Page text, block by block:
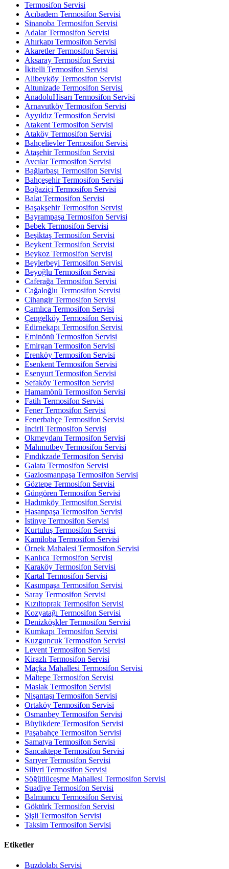
Termosifon Servisi
Acıbadem Termosifon Servisi
Sinanoba Termosifon Servisi
Adalar Termosifon Servisi
Ahırkapı Termosifon Servisi
Akaretler Termosifon Servisi
Aksaray Termosifon Servisi
İkitelli Termosifon Servisi
Alibeyköy Termosifon Servisi
Altunizade Termosifon Servisi
AnadoluHisarı Termosifon Servisi
Arnavutköy Termosifon Servisi
Ayyıldız Termosifon Servisi
Atakent Termosifon Servisi
Ataköy Termosifon Servisi
Bahçelievler Termosifon Servisi
Ataşehir Termosifon Servisi
Avcılar Termosifon Servisi
Bağlarbaşı Termosifon Servisi
Bahçeşehir Termosifon Servisi
Boğaziçi Termosifon Servisi
Balat Termosifon Servisi
Başakşehir Termosifon Servisi
Bayrampaşa Termosifon Servisi
Bebek Termosifon Servisi
Beşiktaş Termosifon Servisi
Beykent Termosifon Servisi
Beykoz Termosifon Servisi
Beylerbeyi Termosifon Servisi
Beyoğlu Termosifon Servisi
Caferağa Termosifon Servisi
Cağaloğlu Termosifon Servisi
Cihangir Termosifon Servisi
Çamlıca Termosifon Servisi
Çengelköy Termosifon Servisi
Edirnekapı Termosifon Servisi
Eminönü Termosifon Servisi
Emirgan Termosifon Servisi
Erenköy Termosifon Servisi
Esenkent Termosifon Servisi
Esenyurt Termosifon Servisi
Sefaköy Termosifon Servisi
Hamamönü Termosifon Servisi
Fatih Termosifon Servisi
Fener Termosifon Servisi
Fenerbahçe Termosifon Servisi
İncirli Termosifon Servisi
Okmeydanı Termosifon Servisi
Mahmutbey Termosifon Servisi
Fındıkzade Termosifon Servisi
Galata Termosifon Servisi
Gaziosmanpaşa Termosifon Servisi
Göztepe Termosifon Servisi
Güngören Termosifon Servisi
Hadımköy Termosifon Servisi
Hasanpaşa Termosifon Servisi
İstinye Termosifon Servisi
Kurtuluş Termosifon Servisi
Kamiloba Termosifon Servisi
Örnek Mahalesi Termosifon Servisi
Kanlıca Termosifon Servisi
Karaköy Termosifon Servisi
Kartal Termosifon Servisi
Kasımpaşa Termosifon Servisi
Saray Termosifon Servisi
Kızıltoprak Termosifon Servisi
Kozyatağı Termosifon Servisi
Denizköşkler Termosifon Servisi
Kumkapı Termosifon Servisi
Kuzguncuk Termosifon Servisi
Levent Termosifon Servisi
Kirazlı Termosifon Servisi
Maçka Mahallesi Termosifon Servisi
Maltepe Termosifon Servisi
Maslak Termosifon Servisi
Nişantaşı Termosifon Servisi
Ortaköy Termosifon Servisi
Osmanbey Termosifon Servisi
Büyükdere Termosifon Servisi
Paşabahçe Termosifon Servisi
Samatya Termosifon Servisi
Sancaktepe Termosifon Servisi
Sarıyer Termosifon Servisi
Silivri Termosifon Servisi
Söğütlüçeşme Mahallesi Termosifon Servisi
Suadiye Termosifon Servisi
Balmumcu Termosifon Servisi
Göktürk Termosifon Servisi
Şişli Termosifon Servisi
Taksim Termosifon Servisi
Etiketler
Buzdolabı Servisi